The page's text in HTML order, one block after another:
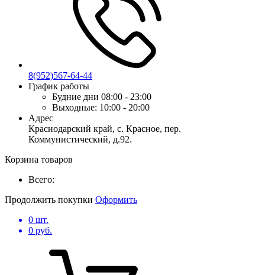
8(952)567-64-44
График работы
Будние дни 08:00 - 23:00
Выходные: 10:00 - 20:00
Адрес
Краснодарский край, с. Красное, пер.
Коммунистический, д.92.
Корзина товаров
Всего:
Продолжить покупки Оформить
0 шт.
0 руб.